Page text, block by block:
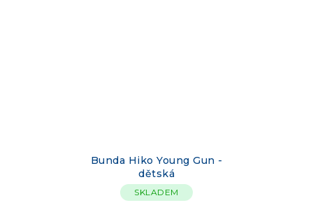
Bunda Hiko Young Gun -
dětská
SKLADEM